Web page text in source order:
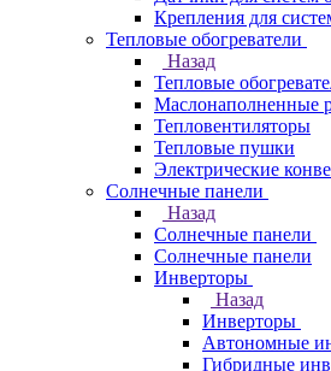
Крепления для
Тепловые обогреватели
Назад
Тепловые
Маслонаполненные
Тепловентиляторы
Тепловые пушки
Электрические
Солнечные панели
Назад
Солнечные панели
Солнечные панели
Инверторы
Назад
Инверторы
Автономные
Гибридные